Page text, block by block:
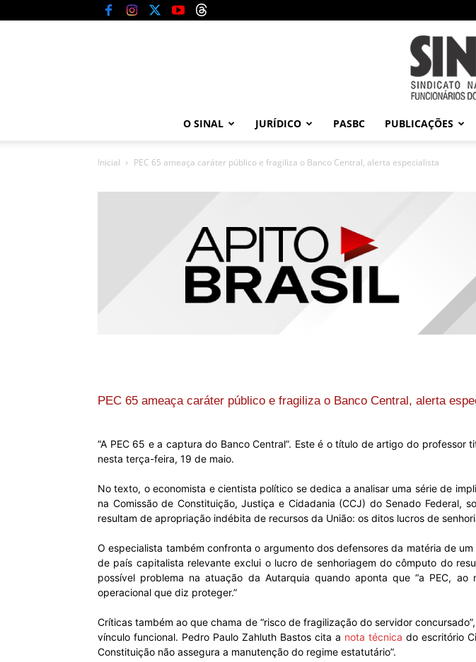
O SINAL JURÍDICO PASBC PUBLICAÇÕES
Inicial PEC 65 ameaça caráter público e fragiliza o Banco Central, alerta especialista
PEC 65 ameaça caráter público e fragiliza o Banco Central, alerta
“A PEC 65 e a captura do Banco Central”. Este é o título de artigo do
nesta terça-feira, 19 de maio.
No texto, o economista e cientista político se dedica a analisar uma série de
na Comissão de Constituição, Justiça e Cidadania (CCJ) do Senado Federal,
resultam de apropriação indébita de recursos da União: os ditos lucros de
O especialista também confronta o argumento dos defensores da matéria de
de país capitalista relevante exclui o lucro de senhoriagem do cômputo do
possível problema na atuação da Autarquia quando aponta que “a PEC,
operacional que diz proteger.”
Críticas também ao que chama de “risco de fragilização do servidor
vínculo funcional. Pedro Paulo Zahluth Bastos cita a nota técnica do escritório
Constituição não assegura a manutenção do regime estatutário”.